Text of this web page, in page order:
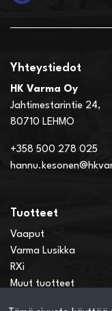
Yhteystiedot
HK Varma Oy
Jahtimestarintie 24,
80710 LEHMO
+358 500 278 025
Tuotteet
Vaaput
Varma Lusikka
RXi
Muut tuotteet